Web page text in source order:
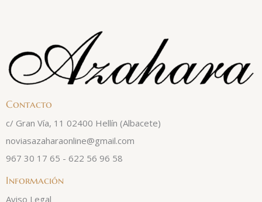
Contacto
c/ Gran Vía, 11 02400 Hellín (Albacete)
noviasazaharaonline@gmail.com
967 30 17 65 - 622 56 96 58
Información
Aviso Legal